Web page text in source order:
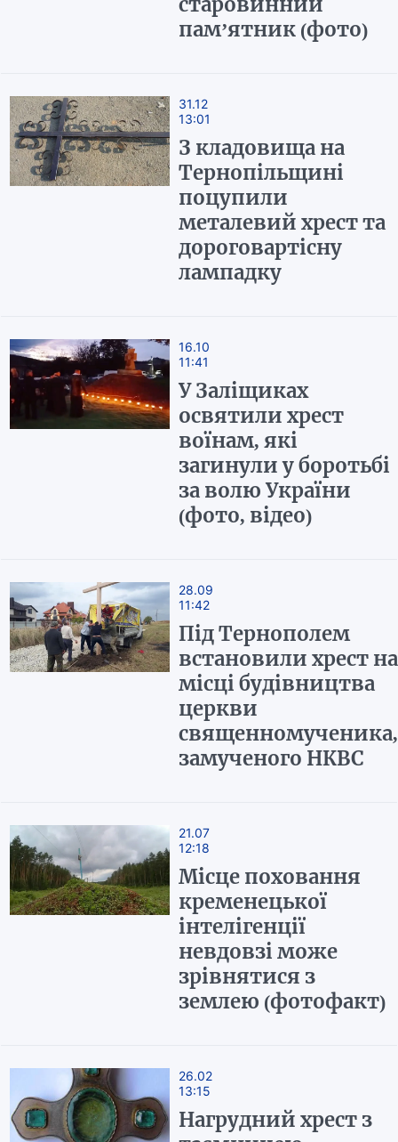
пам’ятник (фото)
31.12
13:01
З кладовища на
Тернопільщині
поцупили
металевий хрест та
дороговартісну
лампадку
16.10
11:41
У Заліщиках
освятили хрест
воїнам, які
загинули у боротьбі
за волю України
(фото, відео)
28.09
11:42
Під Тернополем
встановили хрест на
місці будівництва
церкви
священномученика,
замученого НКВС
21.07
12:18
Місце поховання
кременецької
інтелігенції
невдовзі може
зрівнятися з
землею (фотофакт)
26.02
13:15
Нагрудний хрест з